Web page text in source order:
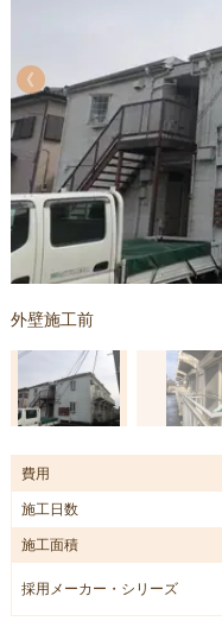
《
外壁施工前
費用
施工日数
施工面積
採用メーカー・シリーズ